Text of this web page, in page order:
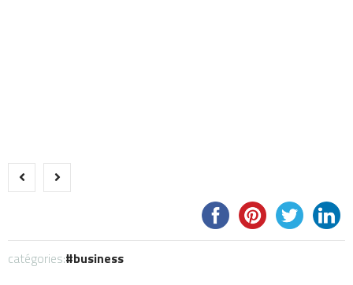
catégories: business